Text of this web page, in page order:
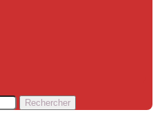
Rechercher